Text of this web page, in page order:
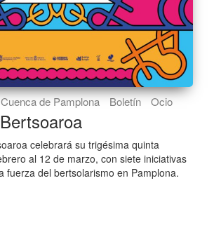
Cuenca de Pamplona Boletín Ocio
celebrará su trigésima quinta
al 12 de marzo, con siete iniciativas
fuerza del bertsolarismo en Pamplona.